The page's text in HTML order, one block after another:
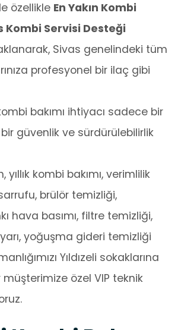
özellikle En Yakın Kombi
Kombi Servisi Desteği
Sivas genelindeki tüm
profesyonel bir ilaç gibi
bakımı ihtiyacı sadece bir
güvenlik ve sürdürülebilirlik
yıllık kombi bakımı, verimlilik
brülör temizliği,
hava basımı, filtre temizliği,
yoğuşma gideri temizliği
Yıldızeli sokaklarına
müşterimize özel VIP teknik